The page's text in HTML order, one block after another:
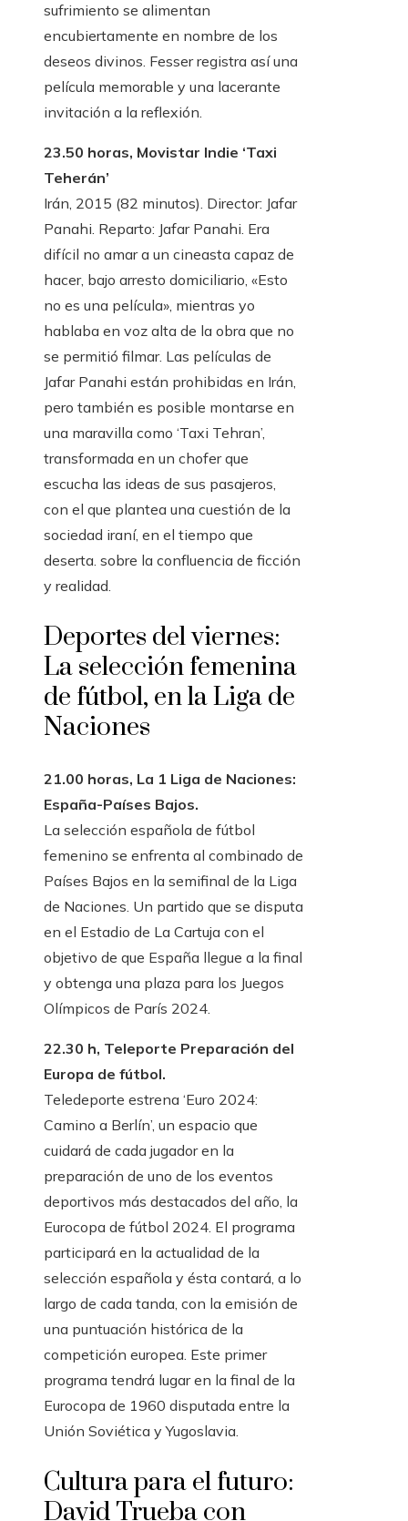
sufrimiento se alimentan
encubiertamente en nombre de los
deseos divinos. Fesser registra así una
película memorable y una lacerante
invitación a la reflexión.
23.50 horas, Movistar Indie ‘Taxi
Teherán’
Irán, 2015 (82 minutos). Director: Jafar
Panahi. Reparto: Jafar Panahi. Era
difícil no amar a un cineasta capaz de
hacer, bajo arresto domiciliario, «Esto
no es una película», mientras yo
hablaba en voz alta de la obra que no
se permitió filmar. Las películas de
Jafar Panahi están prohibidas en Irán,
pero también es posible montarse en
una maravilla como ‘Taxi Tehran’,
transformada en un chofer que
escucha las ideas de sus pasajeros,
con el que plantea una cuestión de la
sociedad iraní, en el tiempo que
deserta. sobre la confluencia de ficción
y realidad.
Deportes del viernes:
La selección femenina
de fútbol, ​​en la Liga de
Naciones
21.00 horas, La 1 Liga de Naciones:
España-Países Bajos.
La selección española de fútbol
femenino se enfrenta al combinado de
Países Bajos en la semifinal de la Liga
de Naciones. Un partido que se disputa
en el Estadio de La Cartuja con el
objetivo de que España llegue a la final
y obtenga una plaza para los Juegos
Olímpicos de París 2024.
22.30 h, Teleporte Preparación del
Europa de fútbol.
Teledeporte estrena ‘Euro 2024:
Camino a Berlín’, un espacio que
cuidará de cada jugador en la
preparación de uno de los eventos
deportivos más destacados del año, la
Eurocopa de fútbol 2024. El programa
participará en la actualidad de la
selección española y ésta contará, a lo
largo de cada tanda, con la emisión de
una puntuación histórica de la
competición europea. Este primer
programa tendrá lugar en la final de la
Eurocopa de 1960 disputada entre la
Unión Soviética y Yugoslavia.
Cultura para el futuro:
David Trueba con